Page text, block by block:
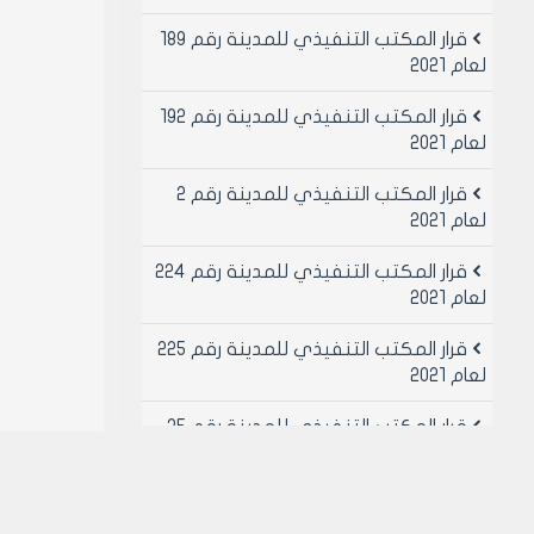
قرار المكتب التنفيذي للمدينة رقم 189
لعام 2021
قرار المكتب التنفيذي للمدينة رقم 192
لعام 2021
قرار المكتب التنفيذي للمدينة رقم 2
لعام 2021
قرار المكتب التنفيذي للمدينة رقم 224
لعام 2021
قرار المكتب التنفيذي للمدينة رقم 225
لعام 2021
قرار المكتب التنفيذي للمدينة رقم 25